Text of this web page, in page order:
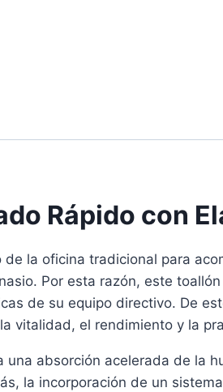
Rápido con
la oficina tradicional para
Por esta razón, este
de su equipo directivo. De
vitalidad, el rendimiento y la
absorción acelerada de la
la incorporación de un